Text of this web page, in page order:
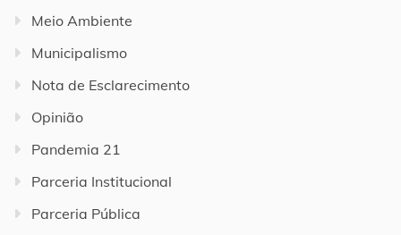
Meio Ambiente
Municipalismo
Nota de Esclarecimento
Opinião
Pandemia 21
Parceria Institucional
Parceria Pública